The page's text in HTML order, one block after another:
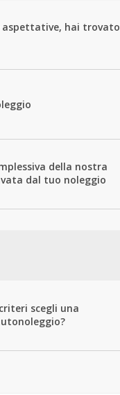
aspettative, hai trovato
della nostra
dal tuo noleggio
scegli una